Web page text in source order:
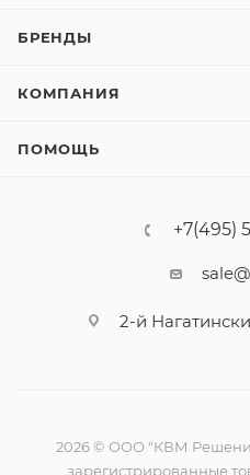
БРЕНДЫ
КОМПАНИЯ
ПОМОЩЬ
+7(495)
2-й
2026 © ООО "КВМ
зарегистрированные